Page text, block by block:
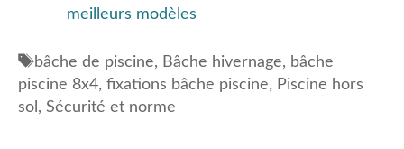
meilleurs modèles
Étiquettes
bâche de piscine, Bâche hivernage, bâche
piscine 8x4, fixations bâche piscine, Piscine hors
sol , Sécurité et norme